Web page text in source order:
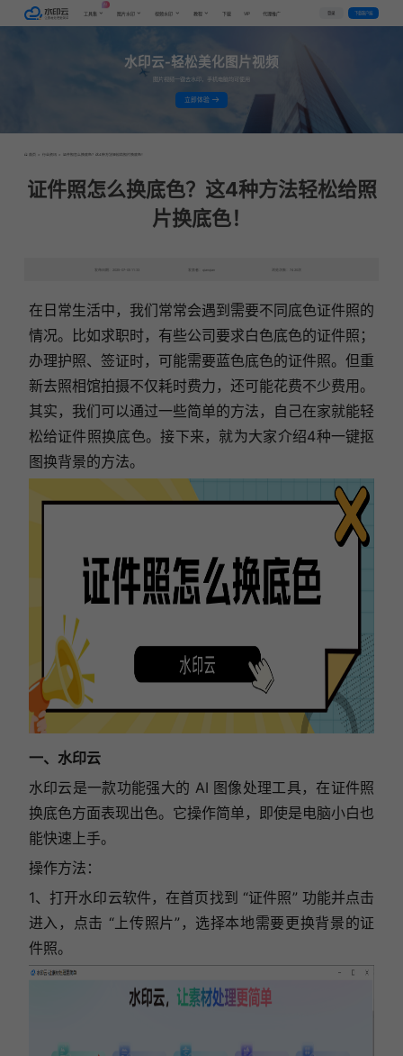
工具集 图片水印 视频水印 教程 下载 VIP 代理推广 登录 下载客户端
水印云-轻松美化图片视频
图片视频一键去水印，手机电脑均可使用
立即体验
首页 > 行业资讯 > 证件照怎么换底色？这4种方法轻松给照片换底色！
证件照怎么换底色？这4种方法轻松给照
片换底色！
发布日期：2025-07-05 11:33 发表者：qianqian 浏览次数：7420次
在日常生活中，我们常常会遇到需要不同底色证件照的
情况。比如求职时，有些公司要求白色底色的证件照；
办理护照、签证时，可能需要蓝色底色的证件照。但重
新去照相馆拍摄不仅耗时费力，还可能花费不少费用。
其实，我们可以通过一些简单的方法，自己在家就能轻
松给证件照换底色。接下来，就为大家介绍4种一键抠
图换背景的方法。
一、水印云
水印云是一款功能强大的 AI 图像处理工具，在证件照
换底色方面表现出色。它操作简单，即使是电脑小白也
能快速上手。
操作方法：
1、打开水印云软件，在首页找到 “证件照” 功能并点击
进入，点击 “上传照片”，选择本地需要更换背景的证
件照。